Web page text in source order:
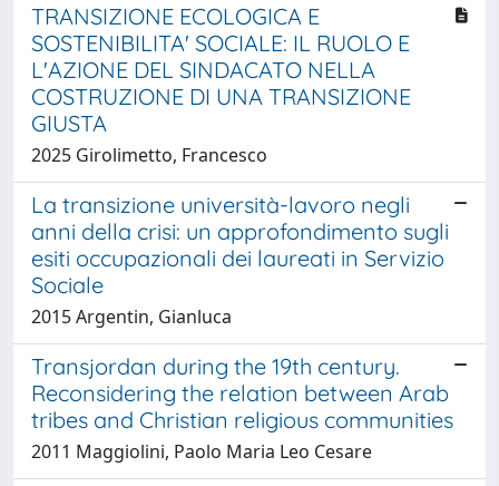
TRANSIZIONE ECOLOGICA E
SOSTENIBILITA' SOCIALE: IL RUOLO E
L'AZIONE DEL SINDACATO NELLA
COSTRUZIONE DI UNA TRANSIZIONE
GIUSTA
2025 Girolimetto, Francesco
La transizione università-lavoro negli
anni della crisi: un approfondimento sugli
esiti occupazionali dei laureati in Servizio
Sociale
2015 Argentin, Gianluca
Transjordan during the 19th century.
Reconsidering the relation between Arab
tribes and Christian religious communities
2011 Maggiolini, Paolo Maria Leo Cesare